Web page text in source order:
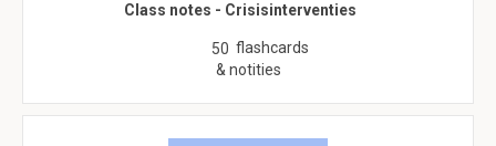
Class notes - Crisisinterventies
50 flashcards
& notities